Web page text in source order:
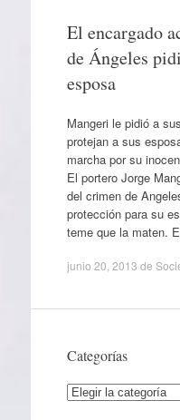
El encargado
de Ángeles
esposa
Mangeri le pidió a
protejan a sus
marcha por su
El portero Jorge
del crimen de
protección para su
teme que la maten.
junio 20, 2013 de
Categorías
Categorías